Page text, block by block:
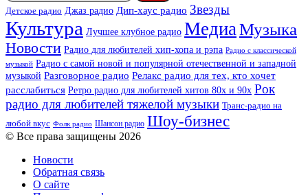
Детское радио Джаз радио Дип-хаус радио Звезды
Культура Лучшее клубное радио МедиаМузыка
Новости Радио для любителей хип-хопа и рэпа Радио с классической
музыкой Радио с самой новой и популярной отечественной и западной
музыкой Разговорное радио Релакс радио для тех, кто хочет
расслабиться Ретро радио для любителей хитов 80х и 90х Рок
радио для любителей тяжелой музыки Транс-радио на
любой вкус Фолк радио Шансон радио Шоу-бизнес
© Все права защищены 2026
Новости
Обратная связь
О сайте